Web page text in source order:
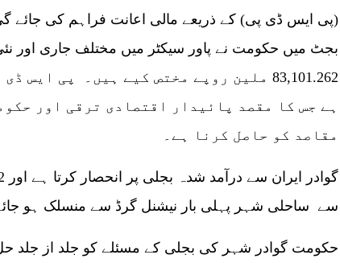
بجٹ میں حکومت نے پاور سیکٹر میں مختلف جاری اور
83,101.262 ملین روپے مختص کیے ہیں۔ پی
ہے جس کا مقصد پائیدار اقتصادی ترقی اور
مقاصد کو حاصل کرنا ہے۔
سے ساحلی شہر پہلی بار نیشنل گرڈ سے منسلک ہو
حکومت گوادر شہر کی بجلی کے مسئلے کو جلد از جلد